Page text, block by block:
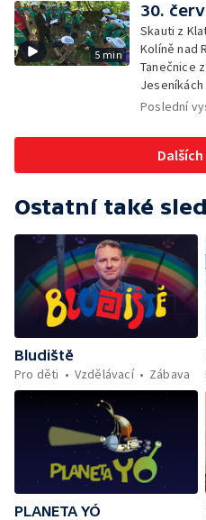
5 min
30.
Skauti z
Kolíně nad
Tanečnice
Jeseníkách
Poslední
Ostatní také
Bludiště
Pro děti
Vzdělávací Zábava
PLANETA YÓ